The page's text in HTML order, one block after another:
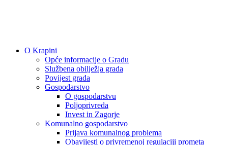
O Krapini
Opće informacije o Gradu
Službena obilježja grada
Povijest grada
Gospodarstvo
O gospodarstvu
Poljoprivreda
Invest in Zagorje
Komunalno gospodarstvo
Prijava komunalnog problema
Obavijesti o privremenoj regulaciji prometa